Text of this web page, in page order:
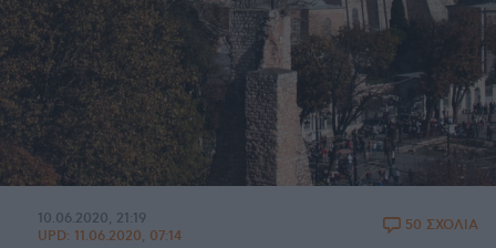
10.06.2020, 21:19
UPD: 11.06.2020, 07:14
50 ΣΧΟΛΙΑ